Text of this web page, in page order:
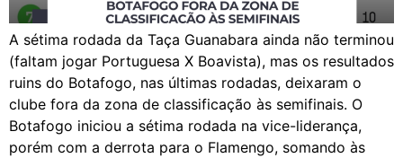
A sétima rodada da Taça Guanabara ainda não terminou
(faltam jogar Portuguesa X Boavista), mas os resultados
ruins do Botafogo, nas últimas rodadas, deixaram o
clube fora da zona de classificação às semifinais. O
Botafogo iniciou a sétima rodada na vice-liderança,
porém com a derrota para o Flamengo, somando às